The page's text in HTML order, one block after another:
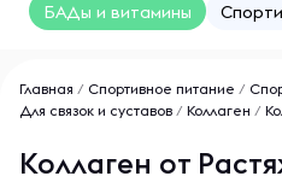
БАДы и витамины
Главная / Спортивное питание /
Для связок и суставов / Коллаген /
Коллаген от